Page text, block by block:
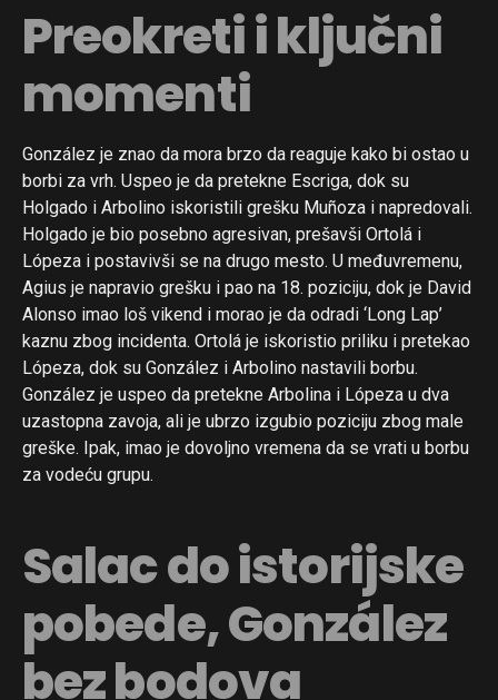
Preokreti i ključni
momenti
González je znao da mora brzo da reaguje kako bi ostao u
borbi za vrh. Uspeo je da pretekne Escriga, dok su
Holgado i Arbolino iskoristili grešku Muñoza i napredovali.
Holgado je bio posebno agresivan, prešavši Ortolá i
Lópeza i postavivši se na drugo mesto. U međuvremenu,
Agius je napravio grešku i pao na 18. poziciju, dok je David
Alonso imao loš vikend i morao je da odradi ‘Long Lap’
kaznu zbog incidenta. Ortolá je iskoristio priliku i pretekao
Lópeza, dok su González i Arbolino nastavili borbu.
González je uspeo da pretekne Arbolina i Lópeza u dva
uzastopna zavoja, ali je ubrzo izgubio poziciju zbog male
greške. Ipak, imao je dovoljno vremena da se vrati u borbu
za vodeću grupu.
Salac do istorijske
pobede, González
bez bodova